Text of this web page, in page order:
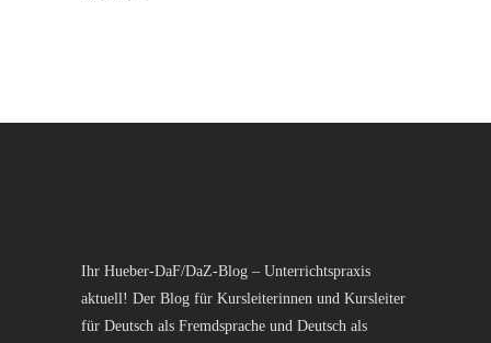
Ihr Hueber-DaF/DaZ-Blog – Unterrichtspraxis
aktuell! Der Blog für Kursleiterinnen und Kursleiter
für Deutsch als Fremdsprache und Deutsch als